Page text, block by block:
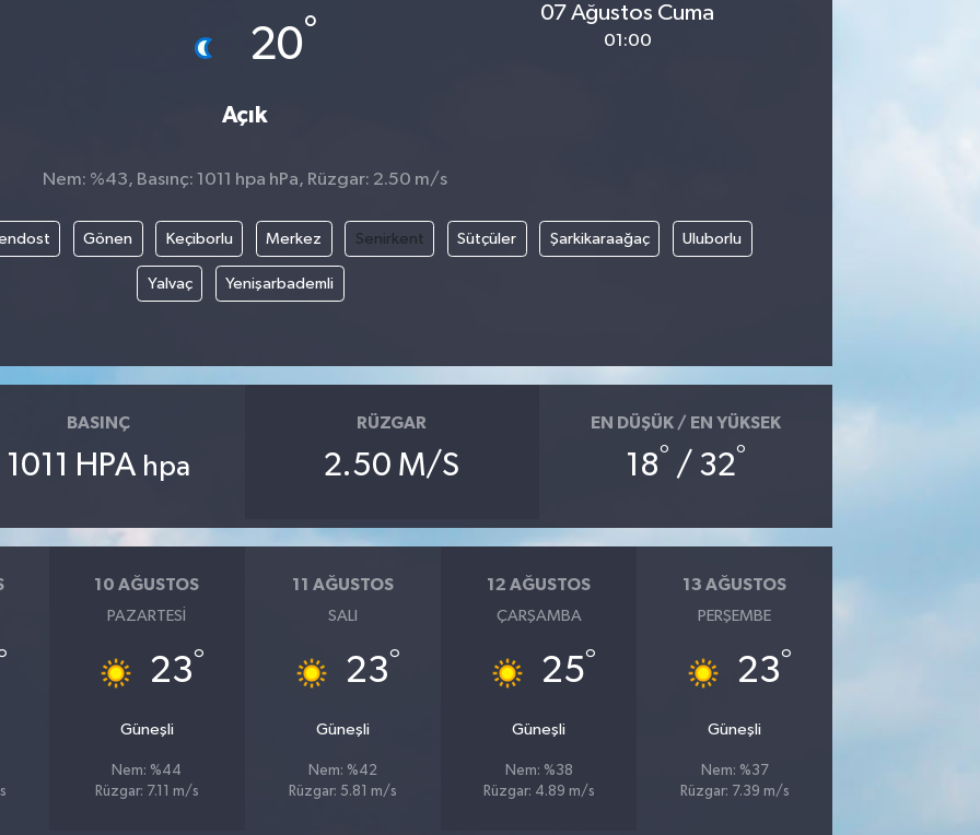
20°
Açık
07 Ağustos Cuma
01:00
Nem: %43, Basınç: 1011 hpa hPa, Rüzgar: 2.50 m/s
Gönen Keçiborlu Merkez Senirkent Sütçüler Şarkikaraağaç Uluborlu
Yalvaç Yenişarbademli
BASINÇ
1011 HPA hpa
RÜZGAR
2.50 M/S
EN DÜŞÜK / EN YÜKSEK
18° / 32°
10 AĞUSTOS
PAZARTESI
23°
Güneşli
Nem: %44
Rüzgar: 7.11 m/s
11 AĞUSTOS
SALI
23°
Güneşli
Nem: %42
Rüzgar: 5.81 m/s
12 AĞUSTOS
ÇARŞAMBA
25°
Güneşli
Nem: %38
Rüzgar: 4.89 m/s
13 AĞUSTOS
PERŞEMBE
23°
Güneşli
Nem: %37
Rüzgar: 7.39 m/s